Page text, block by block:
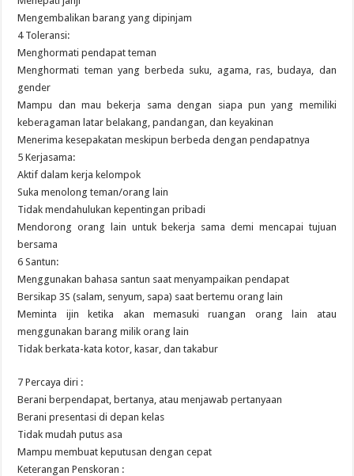
Mengembalikan barang yang dipinjam
4 Toleransi:
Menghormati pendapat teman
Menghormati teman yang berbeda suku, agama, ras, budaya, dan
gender
Mampu dan mau bekerja sama dengan siapa pun yang memiliki
keberagaman latar belakang, pandangan, dan keyakinan
Menerima kesepakatan meskipun berbeda dengan pendapatnya
5 Kerjasama:
Aktif dalam kerja kelompok
Suka menolong teman/orang lain
Tidak mendahulukan kepentingan pribadi
Mendorong orang lain untuk bekerja sama demi mencapai tujuan
bersama
6 Santun:
Menggunakan bahasa santun saat menyampaikan pendapat
Bersikap 3S (salam, senyum, sapa) saat bertemu orang lain
Meminta ijin ketika akan memasuki ruangan orang lain atau
menggunakan barang milik orang lain
Tidak berkata-kata kotor, kasar, dan takabur
7 Percaya diri :
Berani berpendapat, bertanya, atau menjawab pertanyaan
Berani presentasi di depan kelas
Tidak mudah putus asa
Mampu membuat keputusan dengan cepat
Keterangan Penskoran :